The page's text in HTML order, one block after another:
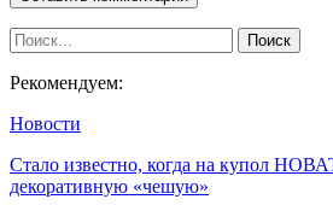
Рекомендуем:
Новости
Стало известно, когда на купол
декоративную «чешую»